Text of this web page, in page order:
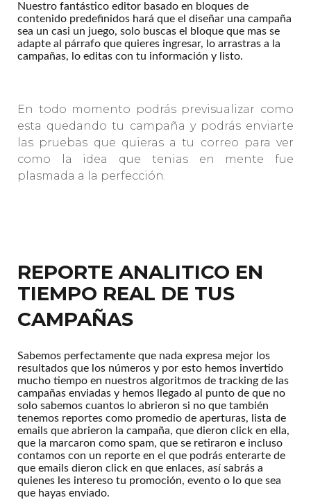
Nuestro fantástico editor basado en bloques de
contenido predefinidos hará que el diseñar una campaña
sea un casi un juego, solo buscas el bloque que mas se
adapte al párrafo que quieres ingresar, lo arrastras a la
campañas, lo editas con tu información y listo.
En todo momento podrás previsualizar como
esta quedando tu campaña y podrás enviarte
las pruebas que quieras a tu correo para ver
como la idea que tenias en mente fue
plasmada a la perfección.
REPORTE ANALITICO EN
TIEMPO REAL DE TUS
CAMPAÑAS
Sabemos perfectamente que nada expresa mejor los
resultados que los números y por esto hemos invertido
mucho tiempo en nuestros algoritmos de tracking de las
campañas enviadas y hemos llegado al punto de que no
solo sabemos cuantos lo abrieron si no que también
tenemos reportes como promedio de aperturas, lista de
emails que abrieron la campaña, que dieron click en ella,
que la marcaron como spam, que se retiraron e incluso
contamos con un reporte en el que podrás enterarte de
que emails dieron click en que enlaces, así sabrás a
quienes les intereso tu promoción, evento o lo que sea
que hayas enviado.